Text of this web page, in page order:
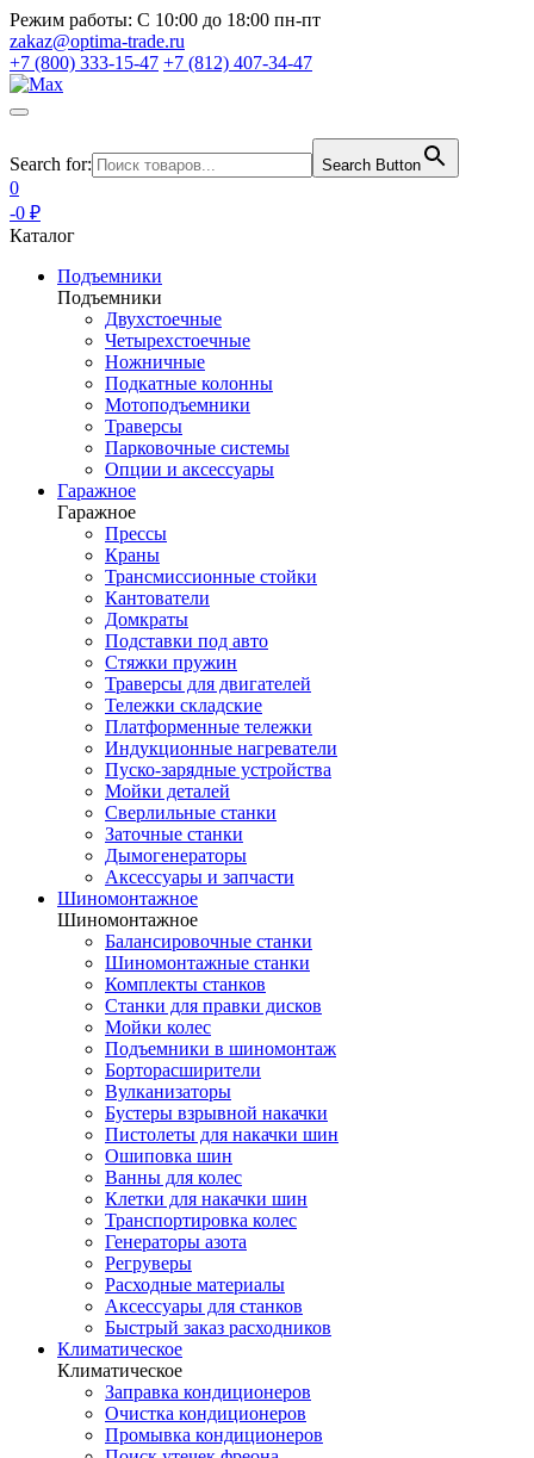
Режим работы: С 10:00 до 18:00 пн-пт
zakaz@optima-trade.ru
+7 (800) 333-15-47 +7 (812) 407-34-47
Search for: Search Button
0
-0 ₽
Каталог
Подъемники
Подъемники
Двухстоечные
Четырехстоечные
Ножничные
Подкатные колонны
Мотоподъемники
Траверсы
Парковочные системы
Опции и аксессуары
Гаражное
Гаражное
Прессы
Краны
Трансмиссионные стойки
Кантователи
Домкраты
Подставки под авто
Стяжки пружин
Траверсы для двигателей
Тележки складские
Платформенные тележки
Индукционные нагреватели
Пуско-зарядные устройства
Мойки деталей
Сверлильные станки
Заточные станки
Дымогенераторы
Аксессуары и запчасти
Шиномонтажное
Шиномонтажное
Балансировочные станки
Шиномонтажные станки
Комплекты станков
Станки для правки дисков
Мойки колес
Подъемники в шиномонтаж
Борторасширители
Вулканизаторы
Бустеры взрывной накачки
Пистолеты для накачки шин
Ошиповка шин
Ванны для колес
Клетки для накачки шин
Транспортировка колес
Генераторы азота
Регруверы
Расходные материалы
Аксессуары для станков
Быстрый заказ расходников
Климатическое
Климатическое
Заправка кондиционеров
Очистка кондиционеров
Промывка кондиционеров